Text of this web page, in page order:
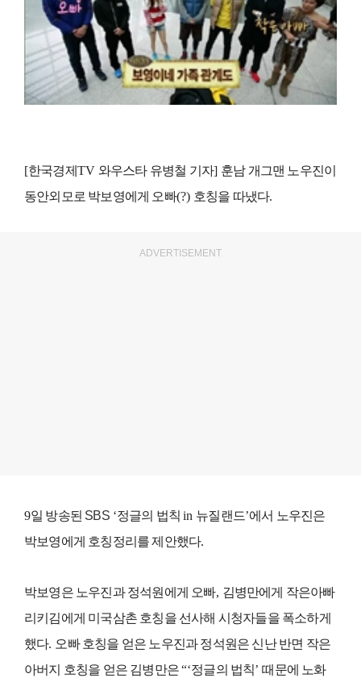
[한국경제 TV 와우스타 유병철 기자] 훈남 개그맨 노우진이
동안외모로 박보영에게 오빠(?) 호칭을 따냈다.
ADVERTISEMENT
9일 방송된 SBS‘정글의 법칙in 뉴질랜드’에서 노우진은
박보영에게 호칭정리를 제안했다.
박보영은 노우진과 정석원에게 오빠, 김병만에게 작은아빠
리키김에게 미국삼촌 호칭을 선사해 시청자들을 폭소하게
했다. 오빠 호칭을 얻은 노우진과 정석원은 신난 반면 작은
아버지 호칭을 얻은 김병만은“‘정글의 법칙’때문에 노화